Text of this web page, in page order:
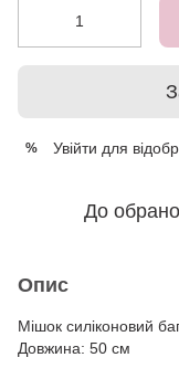
% Увійти для
До
Опис
Мішок силіконовий
Довжина: 50 см